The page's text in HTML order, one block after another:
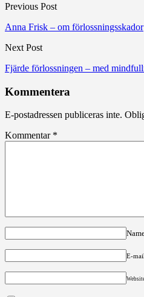
Previous Post
Anna Frisk – om förlossningsskador
Next Post
Fjärde förlossningen – med
Kommentera
E-postadressen publiceras inte.
Kommentar *
E-mail